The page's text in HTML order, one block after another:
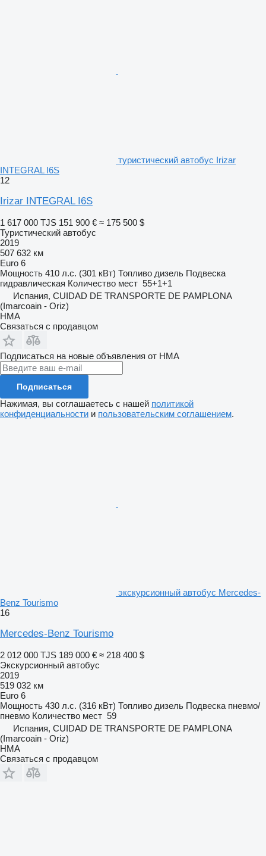
туристический автобус Irizar
INTEGRAL I6S
12
Irizar INTEGRAL I6S
1 617 000 TJS 151 900 € ≈ 175 500 $
Туристический автобус
2019
507 632 км
Euro 6
Мощность 410 л.с. (301 кВт) Топливо дизель Подвеска
гидравлическая Количество мест 55+1+1
Испания, CUIDAD DE TRANSPORTE DE PAMPLONA
(Imarcoain - Oriz)
HMA
Связаться с продавцом
Подписаться на новые объявления от HMA
Подписаться
Нажимая, вы соглашаетесь с нашей политикой
конфиденциальности и пользовательским соглашением.
экскурсионный автобус Mercedes-
Benz Tourismo
16
Mercedes-Benz Tourismo
2 012 000 TJS 189 000 € ≈ 218 400 $
Экскурсионный автобус
2019
519 032 км
Euro 6
Мощность 430 л.с. (316 кВт) Топливо дизель Подвеска пневмо/
пневмо Количество мест 59
Испания, CUIDAD DE TRANSPORTE DE PAMPLONA
(Imarcoain - Oriz)
HMA
Связаться с продавцом